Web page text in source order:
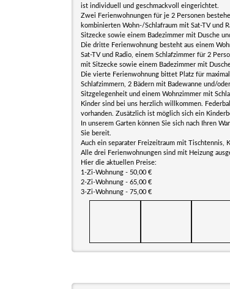
ist individuell und geschmackvoll eingerichtet.
Zwei Ferienwohnungen für je 2 Personen
kombinierten Wohn-/Schlafraum mit Sat-TV und
Sitzecke sowie einem Badezimmer mit Dusche
Die dritte Ferienwohnung besteht aus einem
Sat-TV und Radio, einem Schlafzimmer für 2
mit Sitzecke sowie einem Badezimmer mit
Die vierte Ferienwohnung bittet Platz für
Schlafzimmern, 2 Bädern mit Badewanne und/
Sitzgelegenheit und einem Wohnzimmer mit
Kinder sind bei uns herzlich willkommen.
vorhanden. Zusätzlich ist möglich sich ein
In unserem Garten können Sie sich nach Ihren
Sie bereit.
Auch ein separater Freizeitraum mit Tischtennis,
Alle drei Ferienwohnungen sind mit Heizung
Hier die aktuellen Preise:
1-Zi-Wohnung - 50,00 €
2-Zi-Wohnung - 65,00 €
3-Zi-Wohnung - 75,00 €